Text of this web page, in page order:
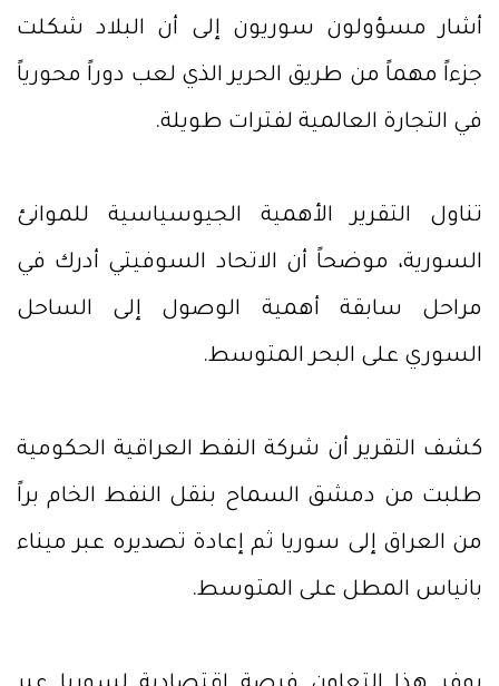
أشار مسؤولون سوريون إلى أن البلاد شكلت
جزءاً مهماً من طريق الحرير الذي لعب دوراً محورياً
في التجارة العالمية لفترات طويلة.
تناول التقرير الأهمية الجيوسياسية للموانئ
السورية، موضحاً أن الاتحاد السوفيتي أدرك في
مراحل سابقة أهمية الوصول إلى الساحل
السوري على البحر المتوسط.
كشف التقرير أن شركة النفط العراقية الحكومية
طلبت من دمشق السماح بنقل النفط الخام براً
من العراق إلى سوريا ثم إعادة تصديره عبر ميناء
بانياس المطل على المتوسط.